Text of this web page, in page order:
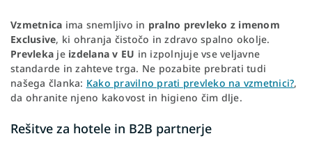
Vzmetnica ima snemljivo in pralno prevleko z imenom
Exclusive, ki ohranja čistočo in zdravo spalno okolje.
Prevleka je izdelana v EU in izpolnjuje vse veljavne
standarde in zahteve trga. Ne pozabite prebrati tudi
našega članka: Kako pravilno prati prevleko na vzmetnici?,
da ohranite njeno kakovost in higieno čim dlje.
Rešitve za hotele in B2B partnerje